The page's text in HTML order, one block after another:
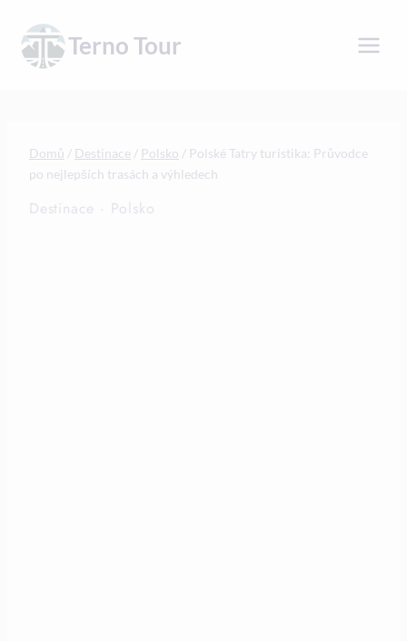
obsah
Terno Tour
Domů / Destinace / Polsko / Polské Tatry turistika: Průvodce
po nejlepších trasách a výhledech
Destinace · Polsko